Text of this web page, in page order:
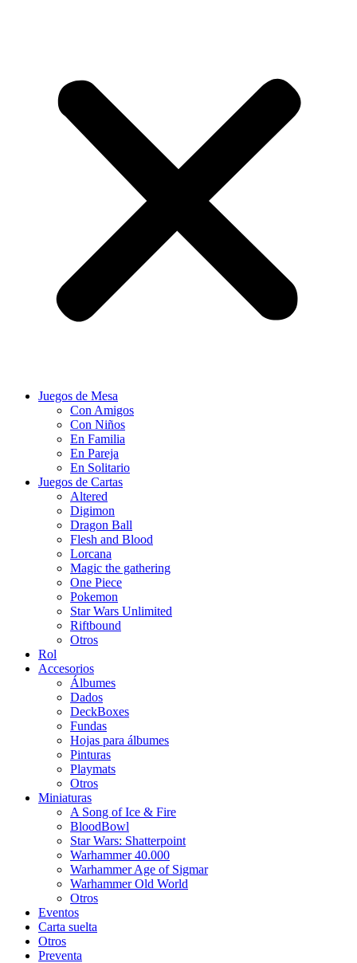
Juegos de Mesa
Con Amigos
Con Niños
En Familia
En Pareja
En Solitario
Juegos de Cartas
Altered
Digimon
Dragon Ball
Flesh and Blood
Lorcana
Magic the gathering
One Piece
Pokemon
Star Wars Unlimited
Riftbound
Otros
Rol
Accesorios
Álbumes
Dados
DeckBoxes
Fundas
Hojas para álbumes
Pinturas
Playmats
Otros
Miniaturas
A Song of Ice & Fire
BloodBowl
Star Wars: Shatterpoint
Warhammer 40.000
Warhammer Age of Sigmar
Warhammer Old World
Otros
Eventos
Carta suelta
Otros
Preventa